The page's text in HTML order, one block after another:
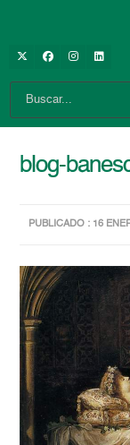
blog-
PUBLICADO : 16